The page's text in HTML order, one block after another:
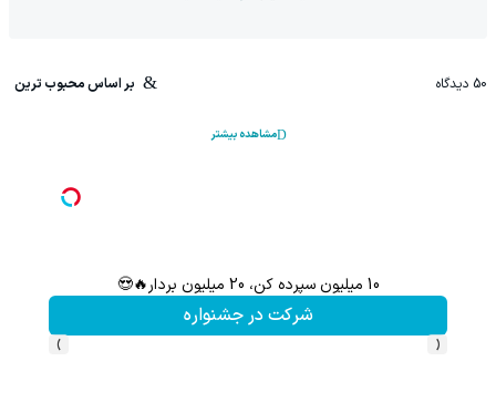
50 دیدگاه بر اساس محبوب ترین
مشاهده بیشتر
10 میلیون سپرده کن، 20 میلیون بردار🔥😍
شرکت در جشنواره
‹
›